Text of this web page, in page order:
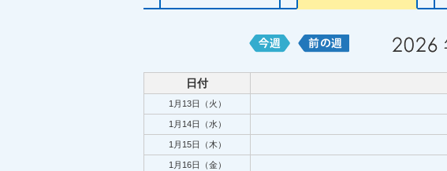
日付
1月13日（火）
1月14日（水）
1月15日（木）
1月16日（金）